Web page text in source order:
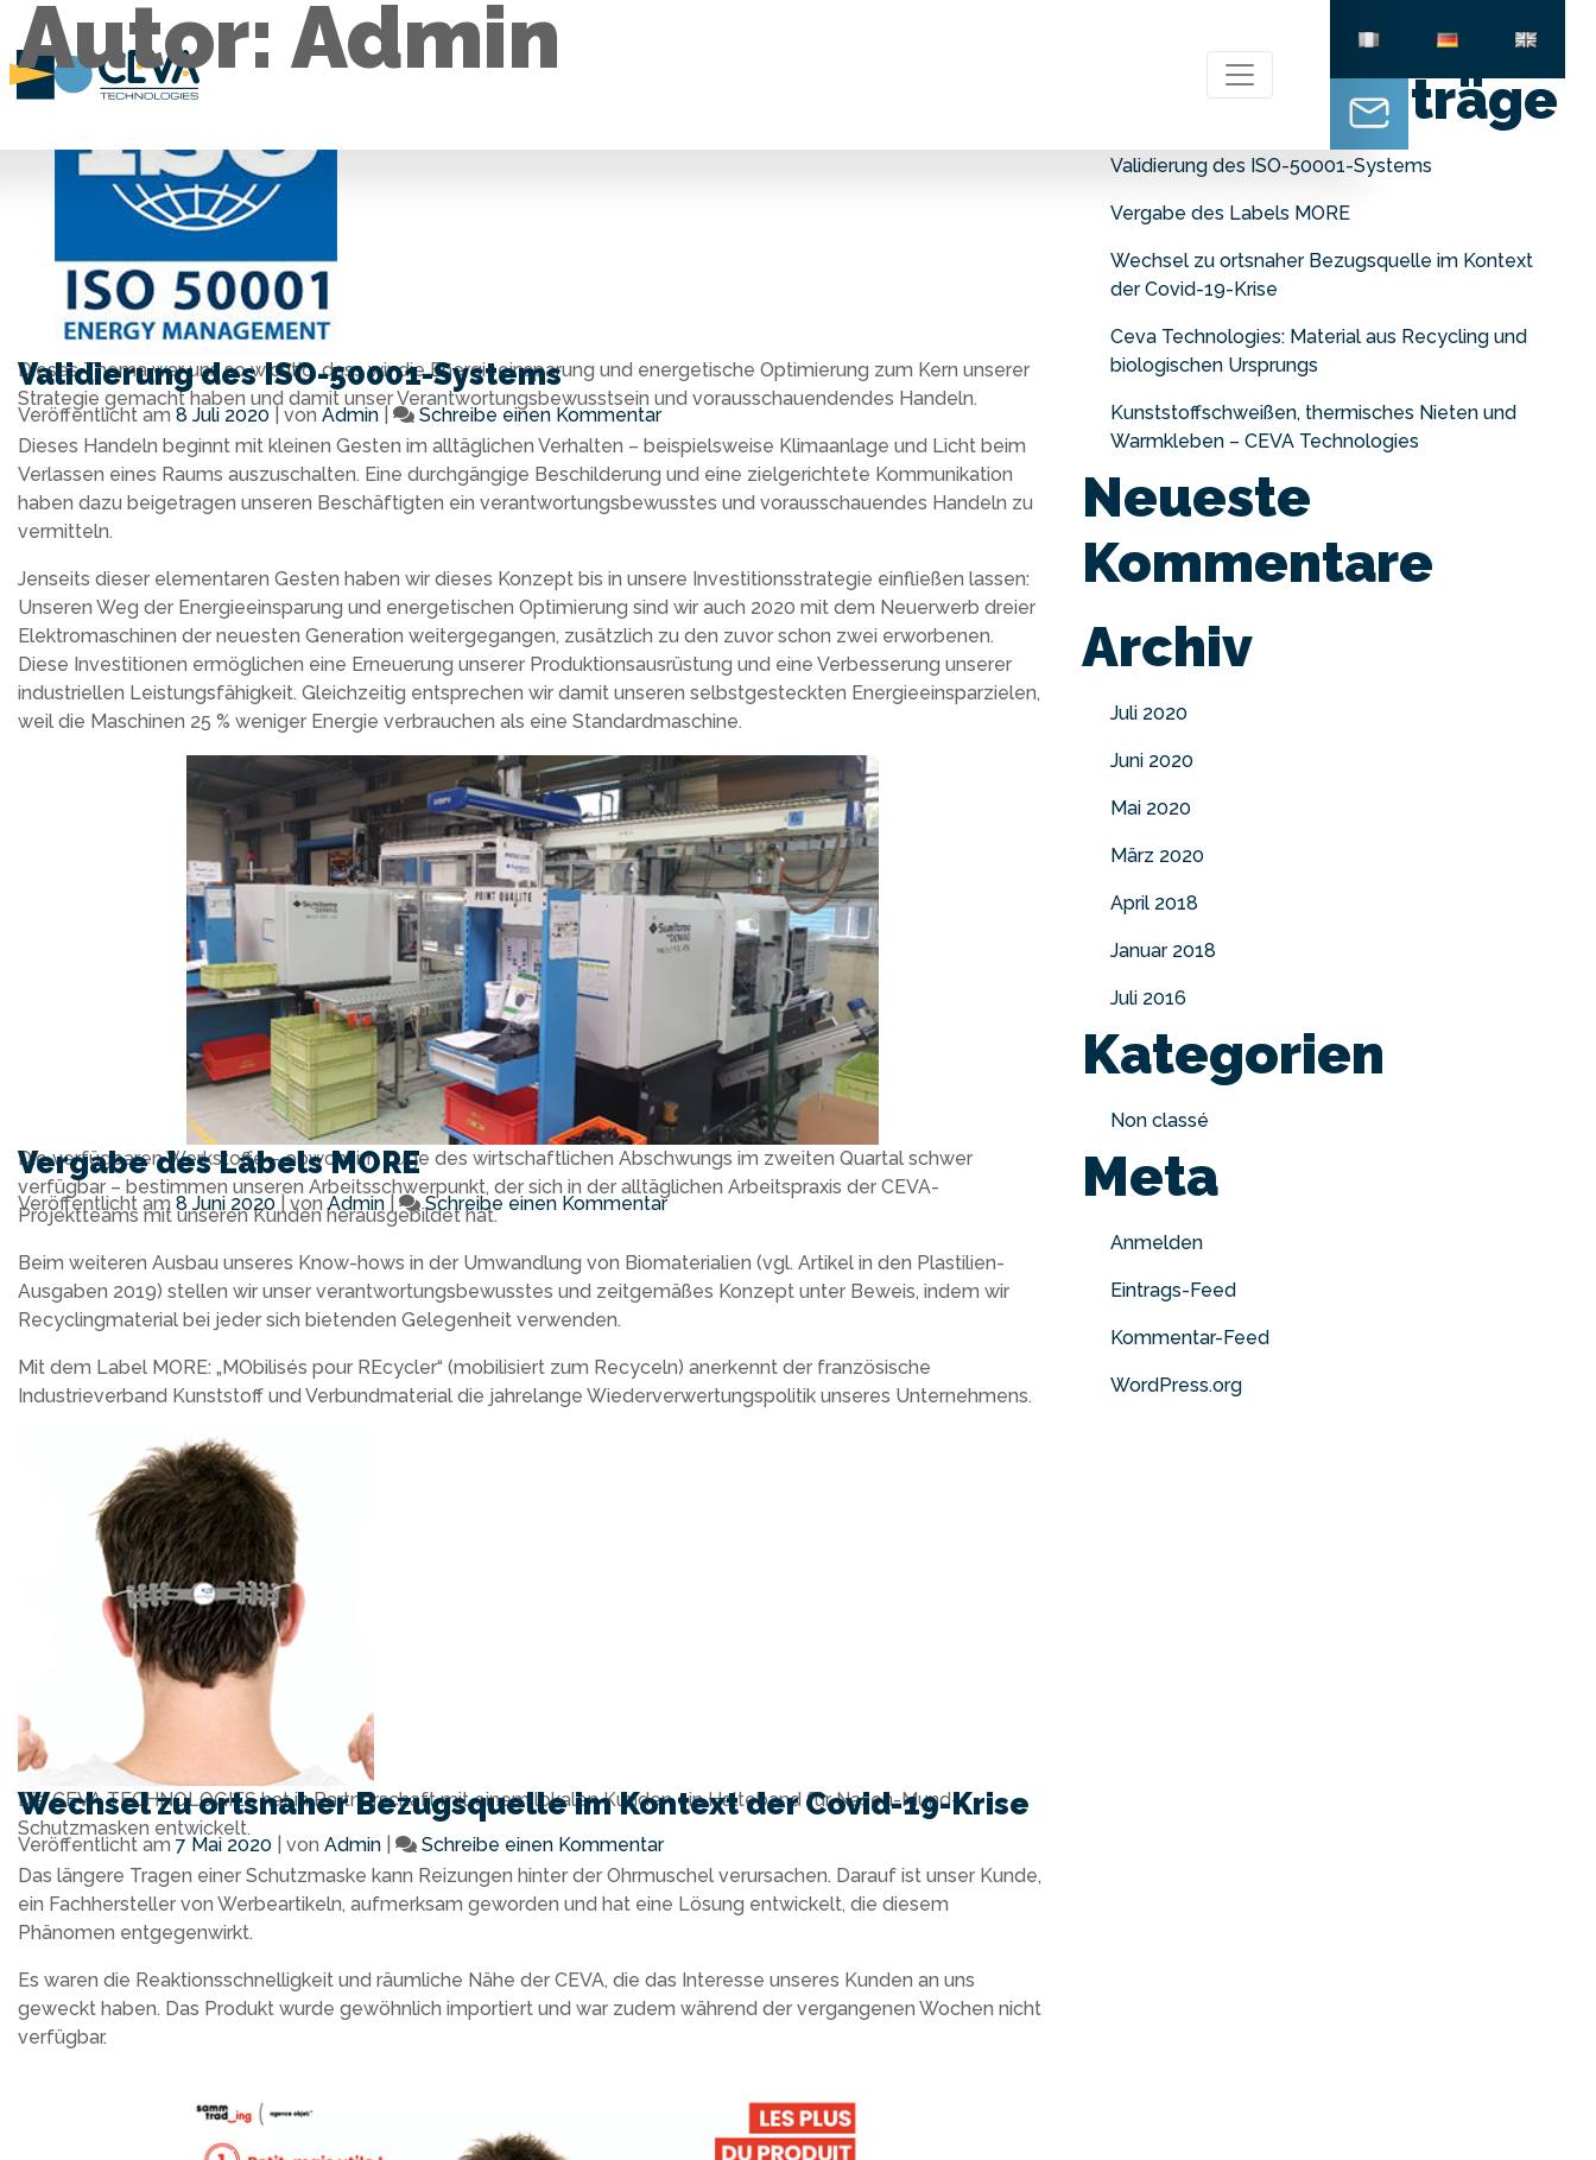
Autor: Admin
Validierung des ISO-50001-Systems
Veröffentlicht am 8 Juli 2020 von Admin Schreibe einen Kommentar
Dieses Thema war uns so wichtig, dass wir die Energieeinsparung und energetische Optimierung zum Kern unserer
Strategie gemacht haben und damit unser Verantwortungsbewusstsein und vorausschauendendes Handeln.
Dieses Handeln beginnt mit kleinen Gesten im alltäglichen Verhalten – beispielsweise Klimaanlage und Licht beim
Verlassen eines Raums auszuschalten. Eine durchgängige Beschilderung und eine zielgerichtete Kommunikation
haben dazu beigetragen unseren Beschäftigten ein verantwortungsbewusstes und vorausschauendes Handeln zu
vermitteln.
Jenseits dieser elementaren Gesten haben wir dieses Konzept bis in unsere Investitionsstrategie einfließen lassen:
Unseren Weg der Energieeinsparung und energetischen Optimierung sind wir auch 2020 mit dem Neuerwerb dreier
Elektromaschinen der neuesten Generation weitergegangen, zusätzlich zu den zuvor schon zwei erworbenen.
Diese Investitionen ermöglichen eine Erneuerung unserer Produktionsausrüstung und eine Verbesserung unserer
industriellen Leistungsfähigkeit. Gleichzeitig entsprechen wir damit unseren selbstgesteckten Energieeinsparzielen,
weil die Maschinen 25 % weniger Energie verbrauchen als eine Standardmaschine.
Vergabe des Labels MORE
Veröffentlicht am 8 Juni 2020 vonAdmin Schreibe einen Kommentar
Die verfügbaren Werkstoffe – obwohl im Zuge des wirtschaftlichen Abschwungs im zweiten Quartal schwer
verfügbar – bestimmen unseren Arbeitsschwerpunkt, der sich in der alltäglichen Arbeitspraxis der CEVA-
Projektteams mit unseren Kunden herausgebildet hat.
Beim weiteren Ausbau unseres Know-hows in der Umwandlung von Biomaterialien (vgl. Artikel in den Plastilien-
Ausgaben 2019) stellen wir unser verantwortungsbewusstes und zeitgemäßes Konzept unter Beweis, indem wir
Recyclingmaterial bei jeder sich bietenden Gelegenheit verwenden.
Mit dem Label MORE: „MObilisés pour REcycler“ (mobilisiert zum Recyceln) anerkennt der französische
Industrieverband Kunststoff und Verbundmaterial die jahrelange Wiederverwertungspolitik unseres Unternehmens.
Wechsel zu ortsnaher Bezugsquelle im Kontext der Covid-19-Krise
Veröffentlicht am 7 Mai 2020 von Admin Schreibe einen Kommentar
Die CEVA TECHNOLOGIES hat in Partnerschaft mit einem lokalen Kunden ein Halteband für Nasen-Mund-
Schutzmasken entwickelt.
Das längere Tragen einer Schutzmaske kann Reizungen hinter der Ohrmuschel verursachen. Darauf ist unser Kunde,
ein Fachhersteller von Werbeartikeln, aufmerksam geworden und hat eine Lösung entwickelt, die diesem
Phänomen entgegenwirkt.
Es waren die Reaktionsschnelligkeit und räumliche Nähe der CEVA, die das Interesse unseres Kunden an uns
geweckt haben. Das Produkt wurde gewöhnlich importiert und war zudem während der vergangenen Wochen nicht
verfügbar.
Neueste Beiträge
Validierung des ISO-50001-Systems
Vergabe des Labels MORE
Wechsel zu ortsnaher Bezugsquelle im Kontext
der Covid-19-Krise
Ceva Technologies: Material aus Recycling und
biologischen Ursprungs
Kunststoffschweißen, thermisches Nieten und
Warmkleben – CEVA Technologies
Neueste
Kommentare
Archiv
Juli 2020
Juni 2020
Mai 2020
März 2020
April 2018
Januar 2018
Juli 2016
Kategorien
Non classé
Meta
Anmelden
Eintrags-Feed
Kommentar-Feed
WordPress.org